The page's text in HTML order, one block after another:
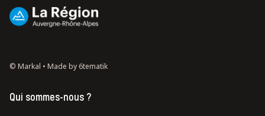
© Markal • Made by 6tematik
Qui sommes-nous ?